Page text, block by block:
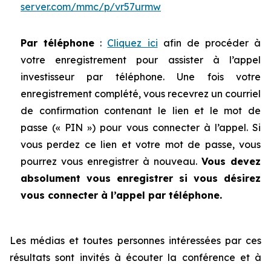
server.com/mmc/p/vr57urmw
Par téléphone : Cliquez ici afin de procéder à
votre enregistrement pour assister à l’appel
investisseur par téléphone. Une fois votre
enregistrement complété, vous recevrez un courriel
de confirmation contenant le lien et le mot de
passe (« PIN ») pour vous connecter à l’appel. Si
vous perdez ce lien et votre mot de passe, vous
pourrez vous enregistrer à nouveau. Vous devez
absolument vous enregistrer si vous désirez
vous connecter à l’appel par téléphone.
Les médias et toutes personnes intéressées par ces
résultats sont invités à écouter la conférence et à